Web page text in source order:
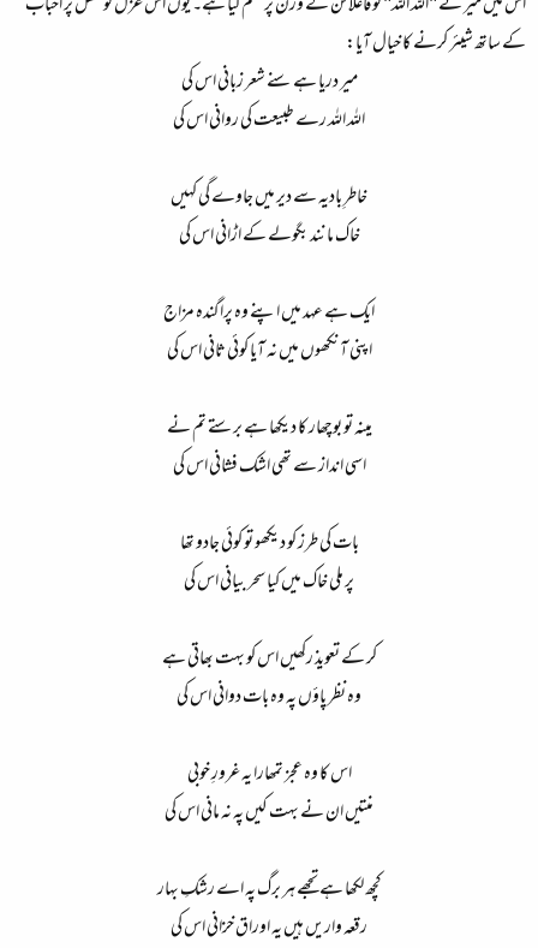
کے ساتھ شیئر کرنے کا خیال آیا:​
میر دریا ہے سنے شعر زبانی اس کی​
اللہ اللہ رے طبیعت کی روانی اس کی​
خاطرِ بادیہ سے دیر میں جاوے گی کہیں​
خاک مانند بگولے کے اڑانی اس کی​
ایک ہے عہد میں اپنے وہ پراگندہ مزاج​
اپنی آنکھوں میں نہ آیا کوئی ثانی اس کی​
مینہ تو بوچھار کا دیکھا ہے برستے تم نے​
اسی انداز سے تھی اشک فشانی اس کی​
بات کی طرز کو دیکھو تو کوئی جادو تھا​
پر ملی خاک میں کیا سحر بیانی اس کی​
کر کے تعویذ رکھیں اس کو بہت بھاتی ہے​
وہ نظر پاؤں پہ وہ بات دوانی اس کی​
اس کا وہ عجز تمھارا یہ غرورِ خوبی​
منتیں ان نے بہت کیں پہ نہ مانی اس کی​
کچھ لکھا ہے تجھے ہر برگ پہ اے رشکِ بہار​
رقعہ واریں ہیں یہ اوراق خزانی اس کی​